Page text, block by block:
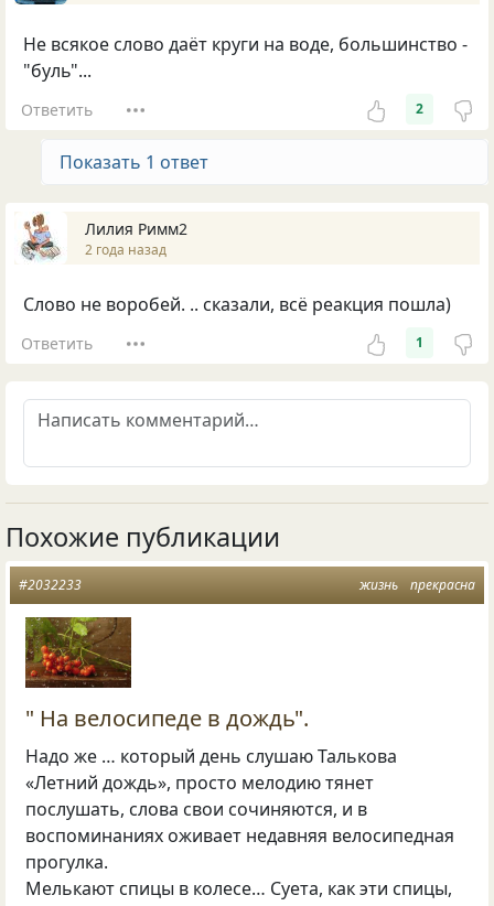
Не всякое слово даёт круги на воде, большинство -
"буль"...
Ответить 2
Показать 1 ответ
Лилия Римм2
2 года назад
Слово не воробей. .. сказали, всё реакция пошла)
Ответить 1
Похожие публикации
жизнь прекрасна
#2032233
" На велосипеде в дождь".
Надо же … который день слушаю Талькова
«Летний дождь», просто мелодию тянет
послушать, слова свои сочиняются, и в
воспоминаниях оживает недавняя велосипедная
прогулка.
Мелькают спицы в колесе… Суета, как эти спицы,